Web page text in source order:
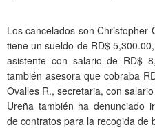
Los cancelados son Christopher
tiene un sueldo de RD$
asistente con salario de RD$
también asesora que cobraba
Ovalles R., secretaria, con
Ureña también ha denunciado
de contratos para la recogida de